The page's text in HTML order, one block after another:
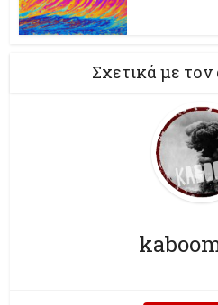
Σχετικά με